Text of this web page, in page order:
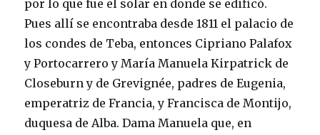
por lo que fue el solar en donde se edificó.
Pues allí se encontraba desde 1811 el palacio de
los condes de Teba, entonces Cipriano Palafox
y Portocarrero y María Manuela Kirpatrick de
Closeburn y de Grevignée, padres de Eugenia,
emperatriz de Francia, y Francisca de Montijo,
duquesa de Alba. Dama Manuela que, en